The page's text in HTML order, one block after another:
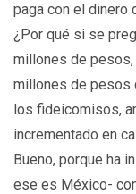
paga con el dinero
¿Por qué si se
millones de
millones de pesos
los fideicomisos,
incrementado en
Bueno, porque ha
ese es México-